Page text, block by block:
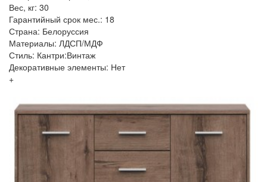
Вес, кг: 30
Гарантийный срок мес.: 18
Страна: Белоруссия
Материалы: ЛДСП/МДФ
Стиль: Кантри:Винтаж
Декоративные элементы: Нет
+